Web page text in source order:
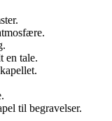
en tale.
til begravelser.